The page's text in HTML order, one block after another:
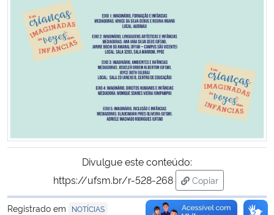
Divulgue este conteúdo:
https://ufsm.br/r-528-268
Copiar
para área de
Registrado em
NOTÍCIAS